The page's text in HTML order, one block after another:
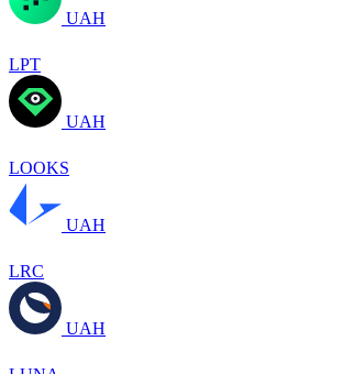
UAH
LPT
UAH
LOOKS
UAH
LRC
UAH